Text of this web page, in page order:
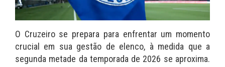
O Cruzeiro se prepara para enfrentar um momento
crucial em sua gestão de elenco, à medida que a
segunda metade da temporada de 2026 se aproxima.